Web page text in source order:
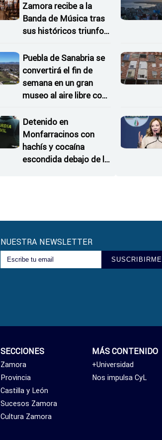
Zamora recibe a la
Banda de Música tras
sus históricos triunfos
Puebla de Sanabria se
convertirá el fin de
semana en un gran
museo al aire libre con
Detenido en
Monfarracinos con
hachís y cocaína
escondida debajo de la
NUESTRA NEWSLETTER
SUSCRIBIRME
SECCIONES
Zamora
Provincia
Castilla y León
Sucesos Zamora
Cultura Zamora
MÁS CONTENIDO
+Universidad
Nos impulsa CyL